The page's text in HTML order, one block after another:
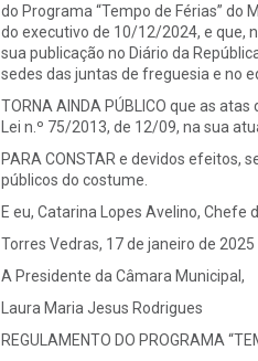
do Programa “Tempo de Férias” do
do executivo de 10/12/2024, e que,
sua publicação no Diário da
sedes das juntas de freguesia e no
TORNA AINDA PÚBLICO que as
Lei n.º 75/2013, de 12/09, na sua
PARA CONSTAR e devidos efeitos,
públicos do costume.
E eu, Catarina Lopes Avelino, Chefe
Torres Vedras, 17 de janeiro de 2025
A Presidente da Câmara Municipal,
Laura Maria Jesus Rodrigues
REGULAMENTO DO PROGRAMA